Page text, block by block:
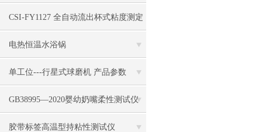
干燥箱 自然对流
高温鼓风干燥箱
恒温金属浴
精密鼓风干燥箱
斯 仪器参数解析
CSI-FY1127 全自动流出杯式粘度测定
仪 测试稳定
电热恒温水浴锅
单工位---行星式球磨机 产品参数
GB38995—2020婴幼奶嘴柔性测试仪
上海程斯
胶带标签高温型持粘性测试仪